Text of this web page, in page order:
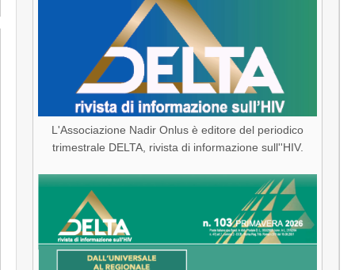
L'Associazione Nadir Onlus è editore del periodico
trimestrale DELTA, rivista di informazione sull''HIV.